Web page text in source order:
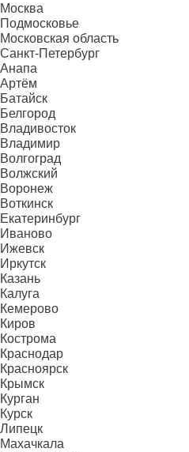
Москва
Подмосковье
Московская область
Санкт-Петербург
Анапа
Артём
Батайск
Белгород
Владивосток
Владимир
Волгоград
Волжский
Воронеж
Воткинск
Екатеринбург
Иваново
Ижевск
Иркутск
Казань
Калуга
Кемерово
Киров
Кострома
Краснодар
Красноярск
Крымск
Курган
Курск
Липецк
Махачкала